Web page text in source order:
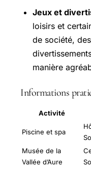
Jeux et
loisirs et
de société,
manière
Informations
Activité
Piscine et spa
Musée de la
Vallée d’Aure